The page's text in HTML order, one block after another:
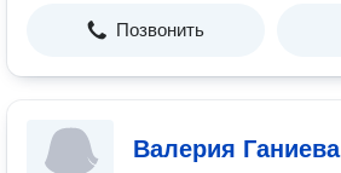
Позвонить
Валерия Ганиева